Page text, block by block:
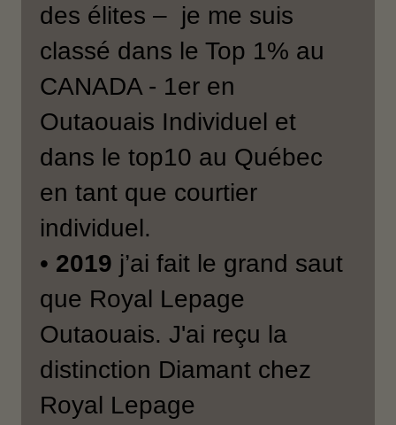
des élites – je me suis
classé dans le Top 1% au
CANADA - 1er en
Outaouais Individuel et
dans le top10 au Québec
en tant que courtier
individuel.
• 2019 j’ai fait le grand saut
que Royal Lepage
Outaouais. J'ai reçu la
distinction Diamant chez
Royal Lepage